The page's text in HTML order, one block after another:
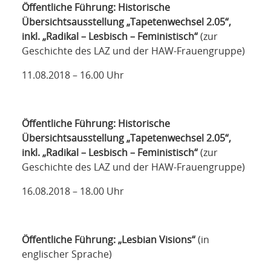
Öffentliche Führung: Historische
Übersichtsausstellung „Tapetenwechsel 2.05“,
inkl. „Radikal – Lesbisch – Feministisch“(zur
Geschichte des LAZ und der HAW-Frauengruppe)
11.08.2018 – 16.00 Uhr
Öffentliche Führung: Historische
Übersichtsausstellung „Tapetenwechsel 2.05“,
inkl. „Radikal – Lesbisch – Feministisch“(zur
Geschichte des LAZ und der HAW-Frauengruppe)
16.08.2018 – 18.00 Uhr
Öffentliche Führung: „Lesbian Visions“(in
englischer Sprache)